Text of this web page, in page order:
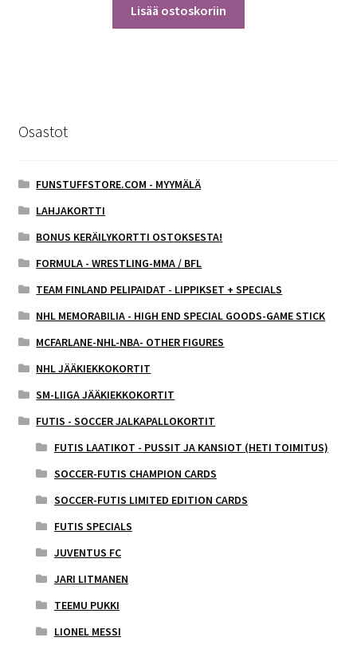
Lisää ostoskoriin
Osastot
FUNSTUFFSTORE.COM - MYYMÄLÄ
LAHJAKORTTI
BONUS KERÄILYKORTTI OSTOKSESTA!
FORMULA - WRESTLING-MMA / BFL
TEAM FINLAND PELIPAIDAT - LIPPIKSET + SPECIALS
NHL MEMORABILIA - HIGH END SPECIAL GOODS-GAME STICK
MCFARLANE-NHL-NBA- OTHER FIGURES
NHL JÄÄKIEKKOKORTIT
SM-LIIGA JÄÄKIEKKOKORTIT
FUTIS - SOCCER JALKAPALLOKORTIT
FUTIS LAATIKOT - PUSSIT JA KANSIOT (HETI TOIMITUS)
SOCCER-FUTIS CHAMPION CARDS
SOCCER-FUTIS LIMITED EDITION CARDS
FUTIS SPECIALS
JUVENTUS FC
JARI LITMANEN
TEEMU PUKKI
LIONEL MESSI